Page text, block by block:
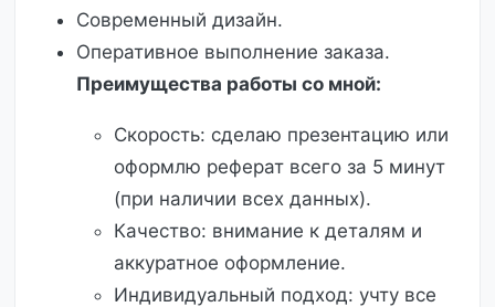
Современный дизайн.
Оперативное выполнение заказа.
Преимущества работы со мной:
Скорость: сделаю презентацию или
оформлю реферат всего за 5 минут
(при наличии всех данных).
Качество: внимание к деталям и
аккуратное оформление.
Индивидуальный подход: учту все